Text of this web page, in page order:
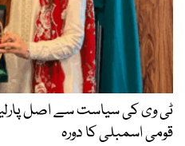
ٹی وی کی سیاست سے اصل
قومی اسمبلی کا دورہ